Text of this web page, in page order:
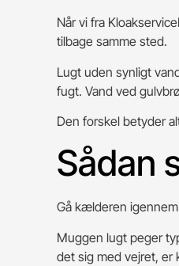
Når vi fra
tilbage samme sted.
Lugt uden synligt
fugt. Vand ved
Den forskel betyder
Sådan
Gå kælderen
Muggen lugt peger
det sig med vejret, er